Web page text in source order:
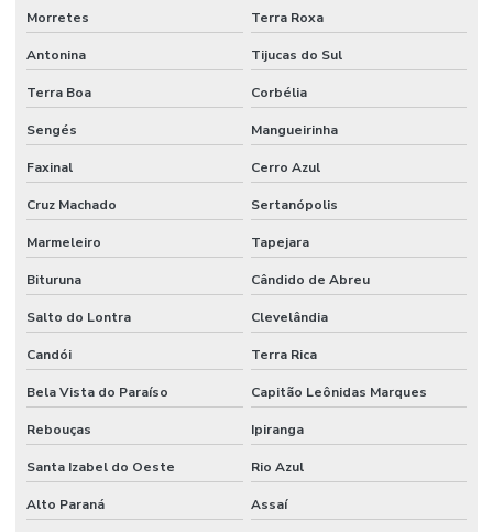
Morretes Terra Roxa
Antonina Tijucas do Sul
Terra Boa Corbélia
Sengés Mangueirinha
Faxinal Cerro Azul
Cruz Machado Sertanópolis
Marmeleiro Tapejara
Bituruna Cândido de Abreu
Salto do Lontra Clevelândia
Candói Terra Rica
Bela Vista do Paraíso Capitão Leônidas Marques
Rebouças Ipiranga
Santa Izabel do Oeste Rio Azul
Alto Paraná Assaí